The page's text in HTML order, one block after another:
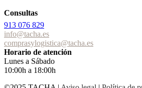
Consultas
913 076 829
info@tacha.es
comprasylogistica@tacha.es
Horario de atención
Lunes a Sábado
10:00h a 18:00h